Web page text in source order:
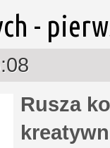
-
Rusza